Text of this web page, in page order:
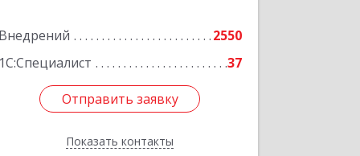
Внедрений
2550
1С:Специалист
37
Отправить заявку
Показать контакты
Подробнее
Отправить заявку
Назад